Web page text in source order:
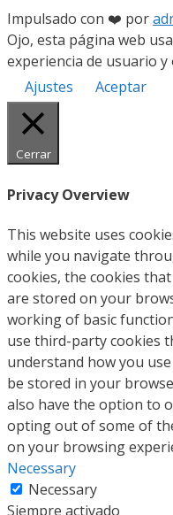
Impulsado con ❤️ por
Ojo, esta página web
experiencia de usuario
Ajustes
Aceptar
Cerrar
Privacy Overview
This website uses
while you navigate
cookies, the cookies
are stored on your
working of basic
use third-party cookies
understand how you
be stored in your
also have the option to
opting out of some of
on your browsing
Necessary
Necessary
Siempre activado